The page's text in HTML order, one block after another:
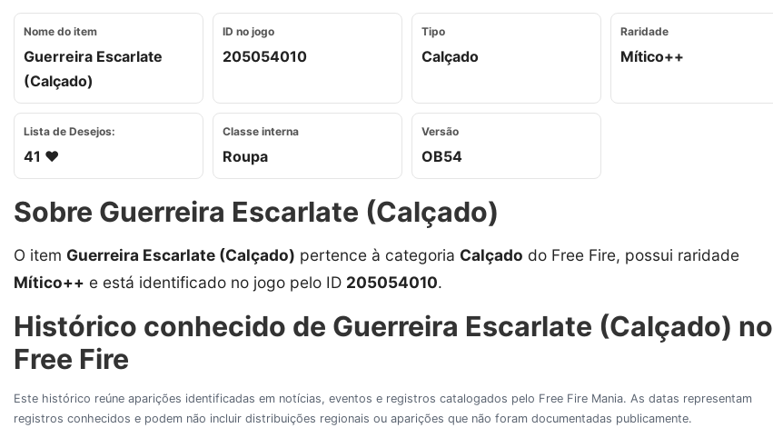
Nome do item
Guerreira Escarlate
(Calçado)
ID no jogo
205054010
Tipo
Calçado
Raridade
Mítico++
Lista de Desejos:
41 ❤️
Classe interna
Roupa
Versão
OB54
Sobre Guerreira Escarlate (Calçado)
O item Guerreira Escarlate (Calçado) pertence à categoria Calçado do Free Fire, possui raridade
Mítico++ e está identificado no jogo pelo ID 205054010.
Histórico conhecido de Guerreira Escarlate (Calçado) no
Free Fire
Este histórico reúne aparições identificadas em notícias, eventos e registros catalogados pelo Free Fire Mania. As datas representam
registros conhecidos e podem não incluir distribuições regionais ou aparições que não foram documentadas publicamente.